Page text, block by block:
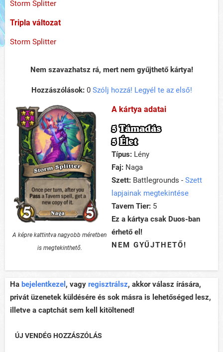
Storm Splitter
Tripla változat
Storm Splitter
Nem szavazhatsz rá, mert nem gyűjthető kártya!
Hozzászólások:0 Szólj hozzá! Legyél te az első!
A képre kattintva nagyobb méretben
is megtekinthető.
A kártya adatai
5 Támadás
5 Élet
Típus: Lény
Faj: Naga
Szett: Battlegrounds - Szett
lapjainak megtekintése
Tavern Tier: 5
Ez a kártya csak Duos-ban
érhető el!
NEM GYŰJTHETŐ!
Ha bejelentkezel , vagy regisztrálsz, akkor válasz írására,
privát üzenetek küldésére és sok másra is lehetőséged lesz,
illetve a captchát sem kell kitöltened!
ÚJ VENDÉG HOZZÁSZÓLÁS